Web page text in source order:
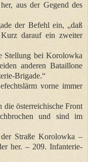
aus der Gegend des
der Befehl ein, „daß
darauf ein zweiter
Stellung bei Korolowka
anderen Bataillone
Brigade.“
vorne immer
die österreichische Front
und sind im
Straße Korolowka –
her. – 209. Infanterie-